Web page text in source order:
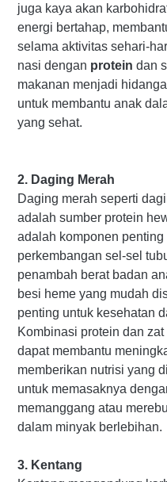
juga kaya akan
energi bertahap,
selama aktivitas sehari-
nasi dengan protein dan
makanan menjadi
untuk membantu anak
yang sehat.
2. Daging Merah
Daging merah seperti
adalah sumber protein
adalah komponen
perkembangan sel-sel
penambah berat badan
besi heme yang mudah
penting untuk kesehatan
Kombinasi protein dan
dapat membantu
memberikan nutrisi yang
untuk memasaknya
memanggang atau
dalam minyak berlebihan.
3. Kentang